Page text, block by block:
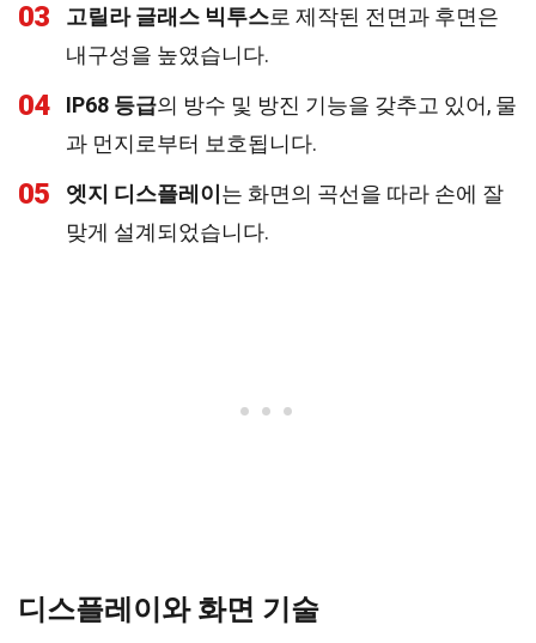
03 고릴라 글래스 빅투스로 제작된 전면과 후면은
내구성을 높였습니다.
04 IP68 등급의 방수 및 방진 기능을 갖추고 있어, 물
과 먼지로부터 보호됩니다.
05 엣지 디스플레이 는 화면의 곡선을 따라 손에 잘
맞게 설계되었습니다.
디스플레이와 화면 기술